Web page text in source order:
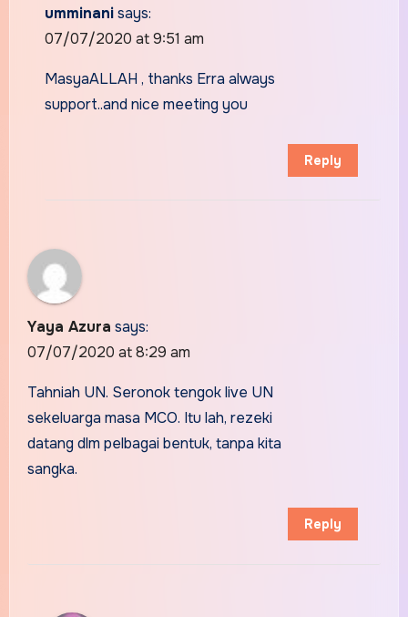
umminanisays:
07/07/2020 at 9:51 am
MasyaALLAH , thanks Erra always
support..and nice meeting you
Reply
Yaya Azura says:
07/07/2020 at 8:29 am
Tahniah UN. Seronok tengok live UN
sekeluarga masa MCO. Itu lah, rezeki
datang dlm pelbagai bentuk, tanpa kita
sangka.
Reply